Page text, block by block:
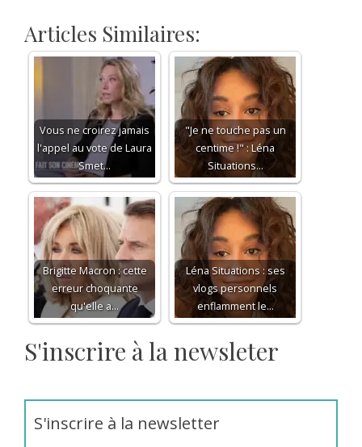
Articles Similaires:
Vous ne croirez jamais
l'appel au vote de Laura
Smet…
"Je ne touche pas un
centime !" : Léna
Situations…
Brigitte Macron : cette
erreur choquante
qu'elle a…
Léna Situations : ses
vlogs personnels
enflamment le…
S'inscrire à la newsleter
S'inscrire à la newsletter